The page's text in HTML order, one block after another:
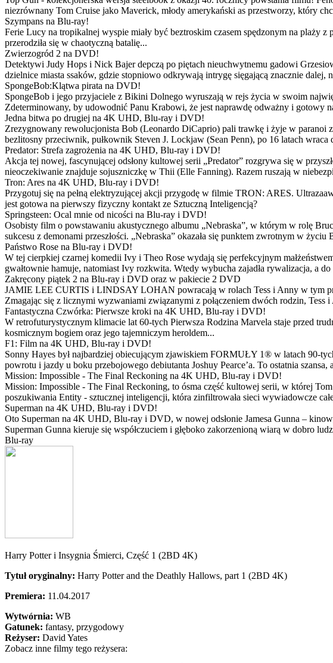
niezrównany Tom Cruise jako Maverick, młody amerykański as przestworzy, który
Szympans na Blu-ray!
Ferie Lucy na tropikalnej wyspie miały być beztroskim czasem spędzonym na plaży
przerodziła się w chaotyczną batalię...
Zwierzogród 2 na DVD!
Detektywi Judy Hops i Nick Bajer depczą po piętach nieuchwytnemu gadowi
dzielnice miasta ssaków, gdzie stopniowo odkrywają intrygę sięgającą znacznie
SpongeBob:Klątwa pirata na DVD!
SpongeBob i jego przyjaciele z Bikini Dolnego wyruszają w rejs życia w swoim
Zdeterminowany, by udowodnić Panu Krabowi, że jest naprawdę odważny i gotowy
Jedna bitwa po drugiej na 4K UHD, Blu-ray i DVD!
Zrezygnowany rewolucjonista Bob (Leonardo DiCaprio) pali trawkę i żyje w paranoi
bezlitosny przeciwnik, pułkownik Steven J. Lockjaw (Sean Penn), po 16 latach
Predator: Strefa zagrożenia na 4K UHD, Blu-ray i DVD!
Akcja tej nowej, fascynującej odsłony kultowej serii „Predator” rozgrywa się w
nieoczekiwanie znajduje sojuszniczkę w Thii (Elle Fanning). Razem ruszają w
Tron: Ares na 4K UHD, Blu-ray i DVD!
Przygotuj się na pełną elektryzującej akcji przygodę w filmie TRON: ARES.
jest gotowa na pierwszy fizyczny kontakt ze Sztuczną Inteligencją?
Springsteen: Ocal mnie od nicości na Blu-ray i DVD!
Osobisty film o powstawaniu akustycznego albumu „Nebraska”, w którym w rolę
sukcesu z demonami przeszłości. „Nebraska” okazała się punktem zwrotnym w
Państwo Rose na Blu-ray i DVD!
W tej cierpkiej czarnej komedii Ivy i Theo Rose wydają się perfekcyjnym
gwałtownie hamuje, natomiast Ivy rozkwita. Wtedy wybucha zajadła rywalizacja, a do
Zakręcony piątek 2 na Blu-ray i DVD oraz w pakiecie 2 DVD
JAMIE LEE CURTIS i LINDSAY LOHAN powracają w rolach Tess i Anny w tym
Zmagając się z licznymi wyzwaniami związanymi z połączeniem dwóch rodzin,
Fantastyczna Czwórka: Pierwsze kroki na 4K UHD, Blu-ray i DVD!
W retrofuturystycznym klimacie lat 60-tych Pierwsza Rodzina Marvela staje przed
kosmicznym bogiem oraz jego tajemniczym heroldem...
F1: Film na 4K UHD, Blu-ray i DVD!
Sonny Hayes był najbardziej obiecującym zjawiskiem FORMUŁY 1® w latach 90-
powrotu i jazdy u boku przebojowego debiutanta Joshuy Pearce’a. To ostatnia szansa,
Mission: Impossible - The Final Reckoning na 4K UHD, Blu-ray i DVD!
Mission: Impossible - The Final Reckoning, to ósma część kultowej serii, w której
poszukiwania Entity - sztucznej inteligencji, która zinfiltrowała sieci wywiadowcze
Superman na 4K UHD, Blu-ray i DVD!
Oto Superman na 4K UHD, Blu-ray i DVD, w nowej odsłonie Jamesa Gunna –
Superman Gunna kieruje się współczuciem i głęboko zakorzenioną wiarą w dobro
Blu-ray
Harry Potter i Insygnia Śmierci, Część 1 (2BD 4K)
Tytuł oryginalny: Harry Potter and the Deathly Hallows, part 1 (2BD 4K)
Premiera: 11.04.2017
Wytwórnia: WB
Gatunek: fantasy, przygodowy
Reżyser: David Yates
Zobacz inne filmy tego reżysera: